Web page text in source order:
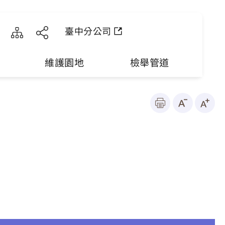
臺中分公司
維護園地 檢舉管道